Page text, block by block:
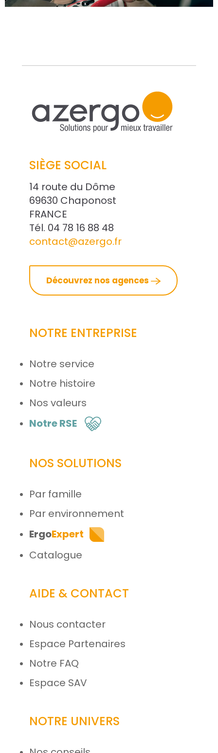
SIÈGE SOCIAL
14 route du Dôme
69630 Chaponost
FRANCE
Tél. 04 78 16 88 48
contact@azergo.fr
Découvrez nos agences
NOTRE ENTREPRISE
Notre service
Notre histoire
Nos valeurs
Notre RSE
NOS SOLUTIONS
Par famille
Par environnement
ErgoExpert
Catalogue
AIDE & CONTACT
Nous contacter
Espace Partenaires
Notre FAQ
Espace SAV
NOTRE UNIVERS